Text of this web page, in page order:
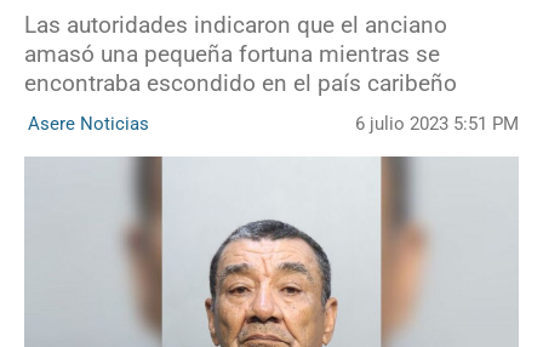
Las autoridades indicaron que el anciano
amasó una pequeña fortuna mientras se
encontraba escondido en el país caribeño
Asere Noticias 6 julio 2023 5:51 PM